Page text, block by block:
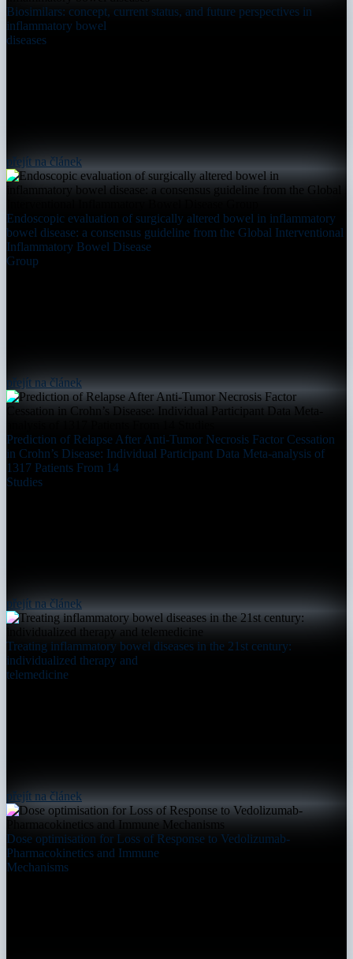
Biosimilars: concept, current status, and future perspectives in
inflammatory bowel
diseases
přejít na článek
Endoscopic evaluation of surgically altered bowel in inflammatory
bowel disease: a consensus guideline from the Global Interventional
Inflammatory Bowel Disease
Group
přejít na článek
Prediction of Relapse After Anti-Tumor Necrosis Factor Cessation
in Crohn’s Disease: Individual Participant Data Meta-analysis of
1317 Patients From 14
Studies
přejít na článek
Treating inflammatory bowel diseases in the 21st century:
individualized therapy and
telemedicine
přejít na článek
Dose optimisation for Loss of Response to Vedolizumab-
Pharmacokinetics and Immune
Mechanisms